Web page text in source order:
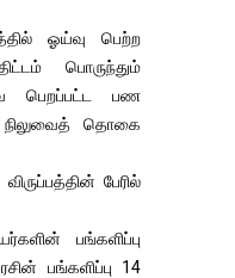
ஓய்வு பெற்ற
பொருந்தும்
பெறப்பட்ட பண
நிலுவைத் தொகை
பேரில்
பங்களிப்பு
பங்களிப்பு 14